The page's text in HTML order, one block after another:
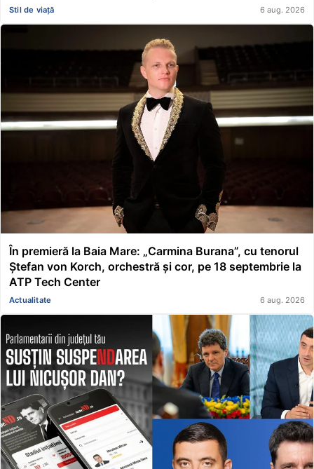
Stil de viață 6 aug. 2026
În premieră la Baia Mare: „Carmina Burana”, cu tenorul
Ștefan von Korch, orchestră și cor, pe 18 septembrie la
ATP Tech Center
Actualitate 6 aug. 2026